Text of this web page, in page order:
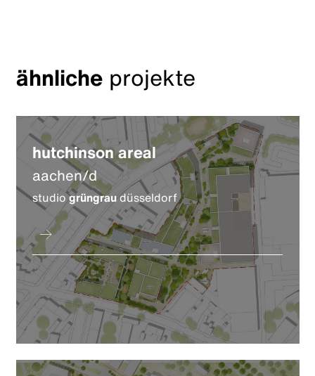
ähnlicheprojekte
hutchinson areal
aachen/d
studiogrüngraudüsseldorf